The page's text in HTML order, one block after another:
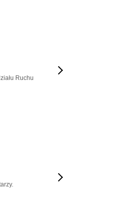
Ruchu